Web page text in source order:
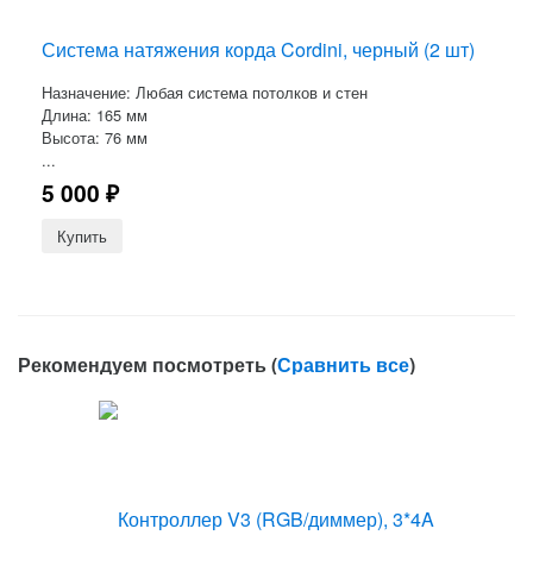
Система натяжения корда Cordini, черный (2 шт)
Назначение: Любая система потолков и стен
Длина: 165 мм
Высота: 76 мм
...
5 000 ₽
Рекомендуем посмотреть (Сравнить все)